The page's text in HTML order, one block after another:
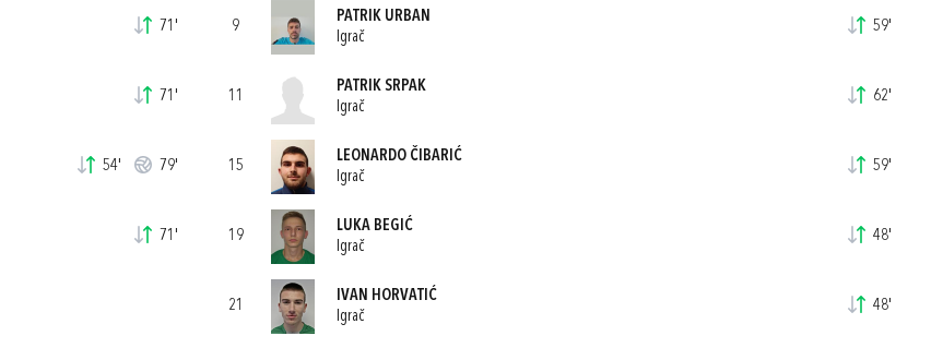
71'
71'
54' 79'
71'
9
PATRIK URBAN
Igrač
59'
11
PATRIK SRPAK
Igrač
62'
15
LEONARDO ČIBARIĆ
Igrač
59'
19
LUKA BEGIĆ
Igrač
48'
21
IVAN HORVATIĆ
Igrač
48'